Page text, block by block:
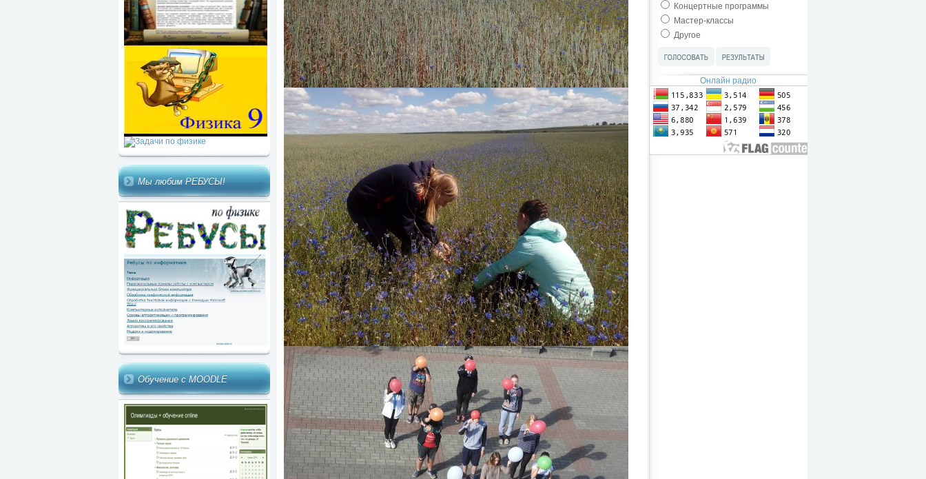
Мы любим РЕБУСЫ!
Обучение с MOODLE
Концертные программы
Мастер-классы
Другое
Онлайн радио